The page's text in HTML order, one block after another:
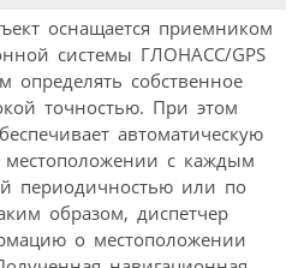
оснащается приемником
системы ГЛОНАСС/GPS
определять собственное
точностью. При этом
автоматическую
с каждым
периодичностью или по
образом, диспетчер
о местоположении